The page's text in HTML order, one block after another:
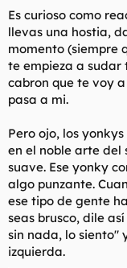
posiblemente en
de que lo correcto
la verdad es que no
esa. Ni con nadie,
toda mi vida adulta
Discuss.
Es curioso como
llevas una hostia,
momento (siempre
te empieza a sudar
cabron que te voy
pasa a mi.
Pero ojo, los
en el noble arte
suave. Ese yonky
algo punzante.
ese tipo de gente
seas brusco, dile
sin nada, lo siento"
izquierda.